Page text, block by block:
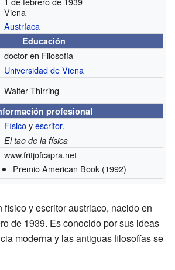
Viena
Austríaca
Educación
doctor en Filosofía
Universidad de Viena
Walter Thirring
profesional
Físicoyescritor.
El tao de la física
www.fritjofcapra.net
Premio American Book (1992)
físico y escritor austriaco, nacido en
de 1939. Es conocido por sus ideas
moderna y las antiguas filosofías se